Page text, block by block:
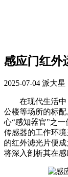
感应门红外
2025-07-04 派大星
在现代生活
公楼等场所的标
心“感知器官”之
传感器的工作环
的红外滤光片便
将深入剖析其在感